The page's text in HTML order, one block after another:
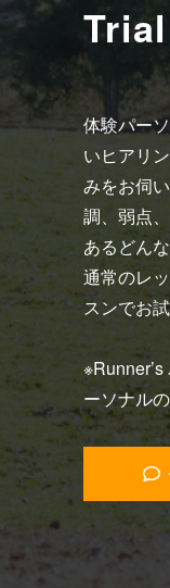
Trial
体験パー
いヒアリ
みをお伺
調、弱点
あるどん
通常のレ
スンでお
ーソナル